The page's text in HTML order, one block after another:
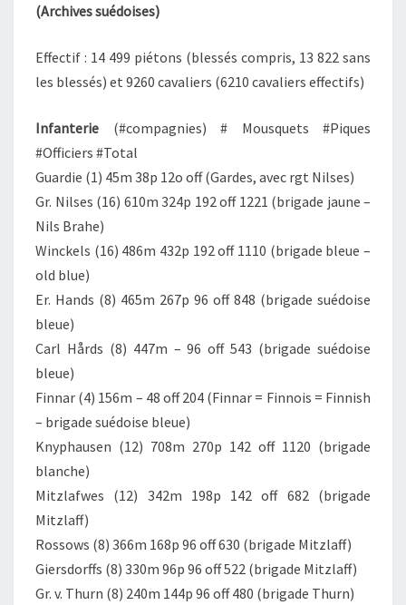
(Archives suédoises)
Effectif : 14 499 piétons (blessés compris, 13 822 sans
les blessés) et 9260 cavaliers (6210 cavaliers effectifs)
Infanterie (#compagnies) # Mousquets #Piques
#Officiers #Total
Guardie (1) 45m 38p 12o off (Gardes, avec rgt Nilses)
Gr. Nilses (16) 610m 324p 192 off 1221 (brigade jaune –
Nils Brahe)
Winckels (16) 486m 432p 192 off 1110 (brigade bleue –
old blue)
Er. Hands (8) 465m 267p 96 off 848 (brigade suédoise
bleue)
Carl Hårds (8) 447m – 96 off 543 (brigade suédoise
bleue)
Finnar (4) 156m – 48 off 204 (Finnar = Finnois = Finnish
– brigade suédoise bleue)
Knyphausen (12) 708m 270p 142 off 1120 (brigade
blanche)
Mitzlafwes (12) 342m 198p 142 off 682 (brigade
Mitzlaff)
Rossows (8) 366m 168p 96 off 630 (brigade Mitzlaff)
Giersdorffs (8) 330m 96p 96 off 522 (brigade Mitzlaff)
Gr. v. Thurn (8) 240m 144p 96 off 480 (brigade Thurn)